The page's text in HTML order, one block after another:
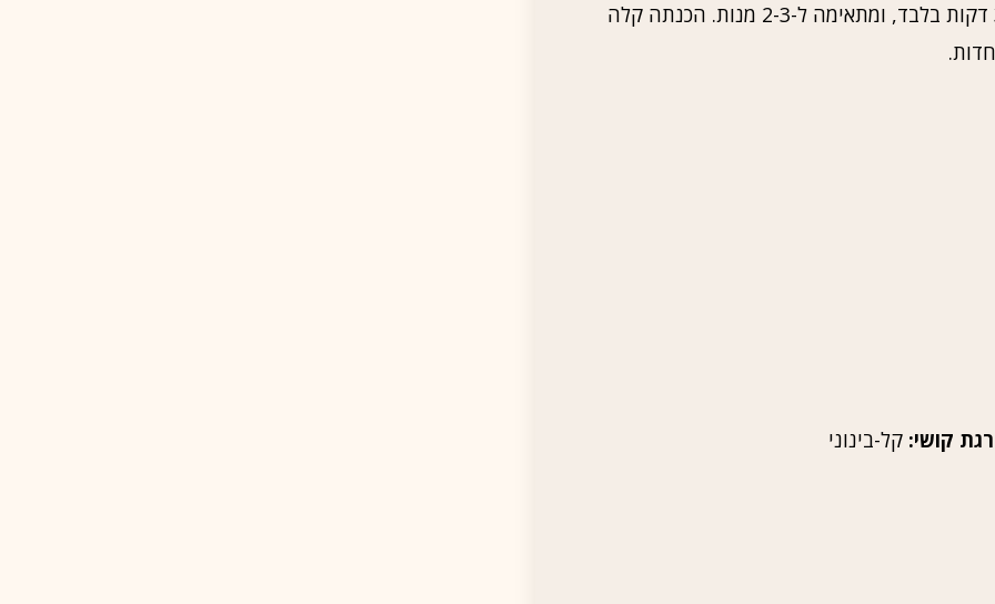
בברזל וויטמינים. השקשוקה מוכנה תוך 30 דקות בלבד, ומתאימה ל-2-3 מנות. הכנתה קלה
קושי: קל-בינוני